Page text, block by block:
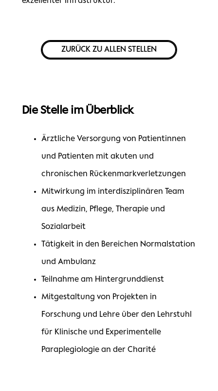
ZURÜCK ZU ALLEN STELLEN
Die Stelle im Überblick
Ärztliche Versorgung von Patientinnen
und Patienten mit akuten und
chronischen Rückenmarkverletzungen
Mitwirkung im interdisziplinären Team
aus Medizin, Pflege, Therapie und
Sozialarbeit
Tätigkeit in den Bereichen Normalstation
und Ambulanz
Teilnahme am Hintergrunddienst
Mitgestaltung von Projekten in
Forschung und Lehre über den Lehrstuhl
für Klinische und Experimentelle
Paraplegiologie an der Charité